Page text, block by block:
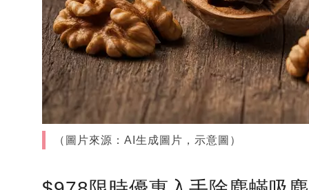
（圖片來源：AI生成圖片，示意圖）